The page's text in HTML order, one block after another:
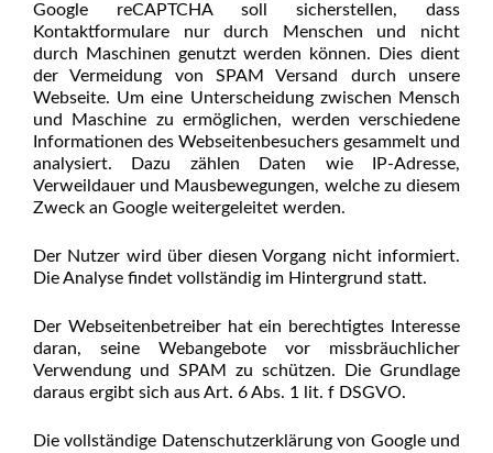
Google reCAPTCHA soll sicherstellen, dass
Kontaktformulare nur durch Menschen und nicht
durch Maschinen genutzt werden können. Dies dient
der Vermeidung von SPAM Versand durch unsere
Webseite. Um eine Unterscheidung zwischen Mensch
und Maschine zu ermöglichen, werden verschiedene
Informationen des Webseitenbesuchers gesammelt und
analysiert. Dazu zählen Daten wie IP-Adresse,
Verweildauer und Mausbewegungen, welche zu diesem
Zweck an Google weitergeleitet werden.
Der Nutzer wird über diesen Vorgang nicht informiert.
Die Analyse findet vollständig im Hintergrund statt.
Der Webseitenbetreiber hat ein berechtigtes Interesse
daran, seine Webangebote vor missbräuchlicher
Verwendung und SPAM zu schützen. Die Grundlage
daraus ergibt sich aus Art. 6 Abs. 1 lit. f DSGVO.
Die vollständige Datenschutzerklärung von Google und